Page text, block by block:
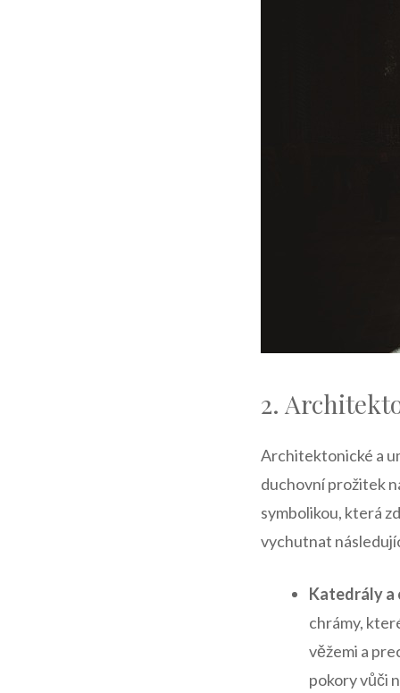
2.
Architektonické a
duchovní prožitek‍
symbolikou, která
vychutnat
Katedrály a
chrámy,
věžemi a⁣
⁤pokory vůči⁣